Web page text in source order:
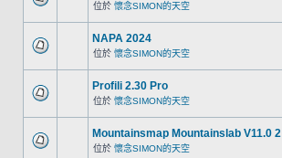
位於 懷念SIMON的天空
NAPA 2024
位於 懷念SIMON的天空
Profili 2.30 Pro
位於 懷念SIMON的天空
Mountainsmap Mountainslab V11.0 2
位於 懷念SIMON的天空